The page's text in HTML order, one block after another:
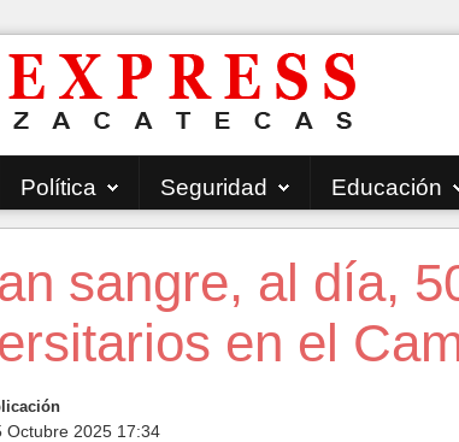
Política Seguridad Educación
sangre, al día,
en el
Octubre 2025 17:34